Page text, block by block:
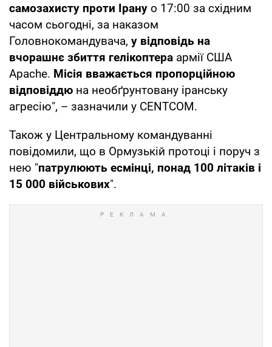
самозахисту проти Ірану о 17:00 за східним
часом сьогодні, за наказом
Головнокомандувача, у відповідь на
вчорашнє збиття гелікоптера армії США
Apache. Місія вважається пропорційною
відповіддю на необґрунтовану іранську
агресію", – зазначили у CENTCOM.
Також у Центральному командуванні
повідомили, що в Ормузькій протоці і поруч з
нею "патрулюють есмінці, понад 100 літаків і
15 000 військових".